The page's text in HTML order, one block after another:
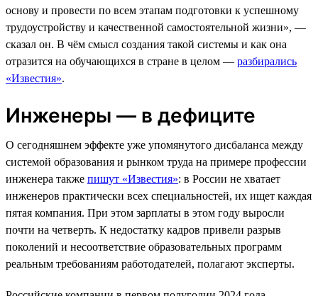
основу и провести по всем этапам подготовки к успешному
трудоустройству и качественной самостоятельной жизни», —
сказал он. В чём смысл создания такой системы и как она
отразится на обучающихся в стране в целом — разбирались
«Известия».
Инженеры — в дефиците
О сегодняшнем эффекте уже упомянутого дисбаланса между
системой образования и рынком труда на примере профессии
инженера также пишут «Известия»: в России не хватает
инженеров практически всех специальностей, их ищет каждая
пятая компания. При этом зарплаты в этом году выросли
почти на четверть. К недостатку кадров привели разрыв
поколений и несоответствие образовательных программ
реальным требованиям работодателей, полагают эксперты.